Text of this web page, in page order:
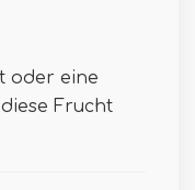
oder eine
Frucht